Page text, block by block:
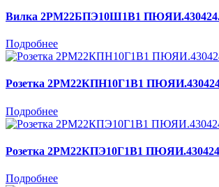
Вилка 2РМ22БПЭ10Ш1В1
Подробнее
Розетка 2РМ22КПН10Г1В1
Подробнее
Розетка 2РМ22КПЭ10Г1В1
Подробнее